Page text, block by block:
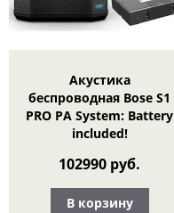
Акустика
беспроводная Bose S1
PRO PA System: Battery
included!
102990 руб.
В корзину